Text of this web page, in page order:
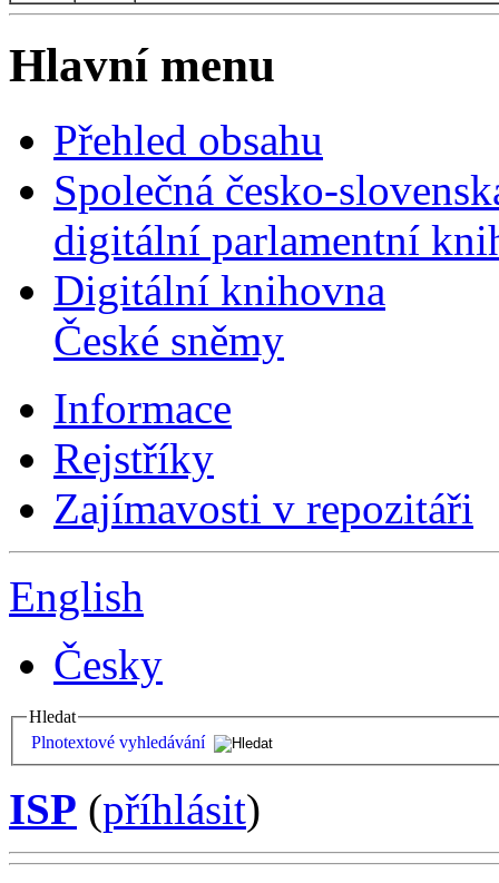
Hlavní menu
Přehled obsahu
Společná česko-
digitální parlamentní
Digitální knihovna
České sněmy
Informace
Rejstříky
Zajímavosti v repozitáři
English
Česky
Hledat
Plnotextové vyhledávání
ISP (příhlásit)